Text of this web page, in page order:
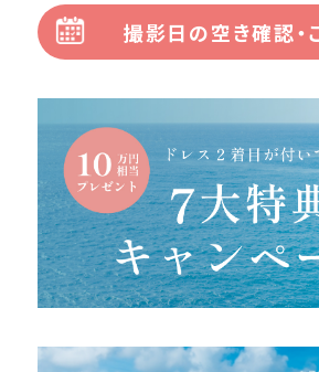
撮影日の空き確認・